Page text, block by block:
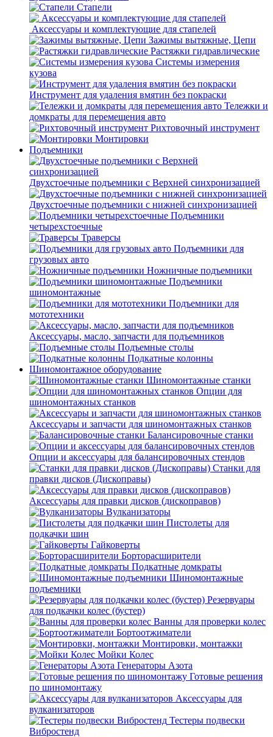
Стапели
Аксессуары и комплектующие для стапелей
Зажимы вытяжные, Цепи
Растяжки гидравлические
Системы измерения
кузова
Инструмент для удаления вмятин без покраски
Тележки и
домкраты для перемещения авто
Рихтовочный инструмент
Монтировки
Подъемники
Двухстоечные подъемники с Верхней синхронизацией
Двухстоечные подъемники с нижней синхронизацией
Подъемники
четырехстоечные
Траверсы
Подъемники для
грузовых авто
Ножничные подъемники
Подъемники
шиномонтажные
Подъемники для
мототехники
Аксессуары, масло, запчасти для подъемников
Подъемные столы
Подкатные колонны
Шиномонтажное оборудование
Шиномонтажные станки
Опции для
шиномонтажных станков
Аксессуары и запчасти для шиномонтажных станков
Балансировочные станки
Опции и аксессуары для балансировочных стендов
Станки для
правки дисков (Дископравы)
Аксессуары для правки дисков (дископравов)
Вулканизаторы
Пистолеты для
подкачки шин
Гайковерты
Борторасширители
Подкатные домкраты
Шиномонтажные
подъемники
Резервуары
для подкачки колес (бустер)
Ванны для проверки колес
Бортоотжиматели
Монтировки, монтажки
Мойки Колес
Генераторы Азота
Готовые решения
по шиномонтажу
Аксессуары для
вулканизаторов
Тестеры подвески
Вибростенд